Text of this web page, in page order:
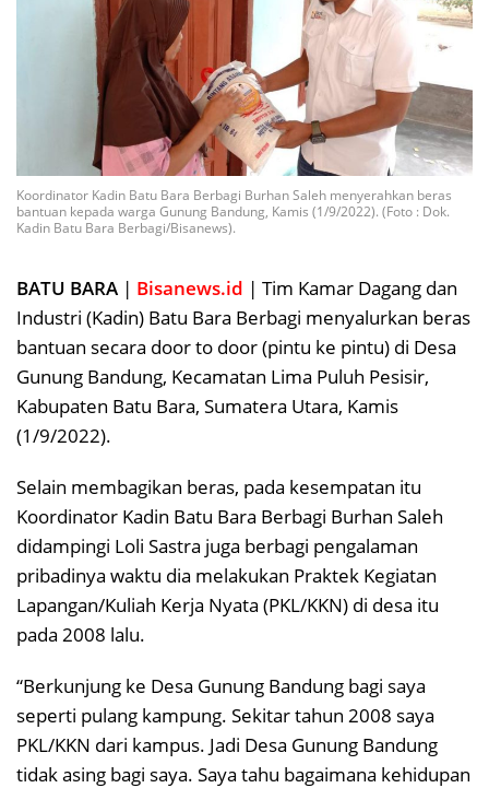
Koordinator Kadin Batu Bara Berbagi Burhan Saleh menyerahkan beras
bantuan kepada warga Gunung Bandung, Kamis (1/9/2022). (Foto : Dok.
Kadin Batu Bara Berbagi/Bisanews).
BATU BARA | Bisanews.id | Tim Kamar Dagang dan
Industri (Kadin) Batu Bara Berbagi menyalurkan beras
bantuan secara door to door (pintu ke pintu) di Desa
Gunung Bandung, Kecamatan Lima Puluh Pesisir,
Kabupaten Batu Bara, Sumatera Utara, Kamis
(1/9/2022).
Selain membagikan beras, pada kesempatan itu
Koordinator Kadin Batu Bara Berbagi Burhan Saleh
didampingi Loli Sastra juga berbagi pengalaman
pribadinya waktu dia melakukan Praktek Kegiatan
Lapangan/Kuliah Kerja Nyata (PKL/KKN) di desa itu
pada 2008 lalu.
“Berkunjung ke Desa Gunung Bandung bagi saya
seperti pulang kampung. Sekitar tahun 2008 saya
PKL/KKN dari kampus. Jadi Desa Gunung Bandung
tidak asing bagi saya. Saya tahu bagaimana kehidupan